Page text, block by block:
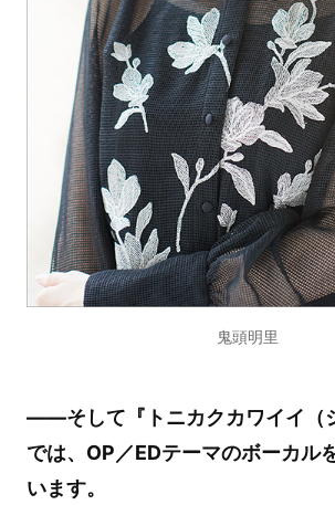
鬼頭明里
――そして『トニカクカワイイ（
では、OP／EDテーマのボーカル
います。